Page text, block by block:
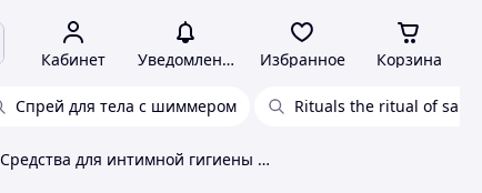
Кабинет Уведомления Избранное Корзина
Спрей для тела с шиммером Rituals the ritual of
Средства для интимной гигиены Rituals